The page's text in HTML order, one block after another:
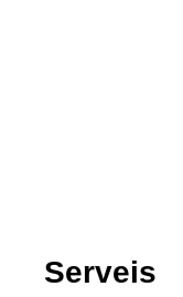
Serveis